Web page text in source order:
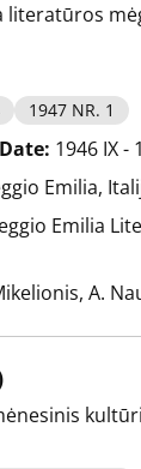
literatūros
1947 NR. 1
1946 IX -
Emilia,
Emilia
A.